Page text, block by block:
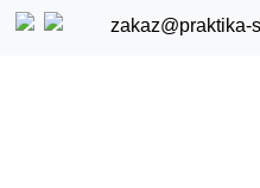
zakaz@praktika-